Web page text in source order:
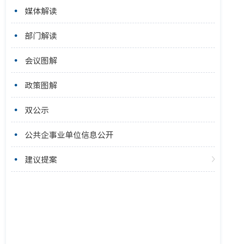
媒体解读
部门解读
会议图解
政策图解
双公示
公共企事业单位信息公开
建议提案